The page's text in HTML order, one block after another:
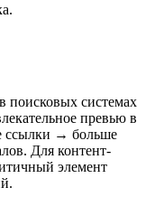
поисковых системах
превью в
ссылки → больше
Для контент-
элемент